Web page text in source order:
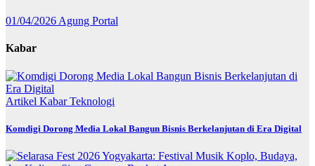
01/04/2026 Agung Portal
Kabar
Artikel KabarTeknologi
Komdigi Dorong Media Lokal Bangun Bisnis Berkelanjutan di Era Digital